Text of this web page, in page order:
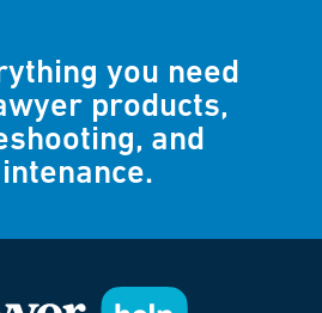
you need
products,
and